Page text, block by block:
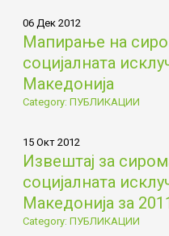
06 Дек 2012
Мапирање на
социјалната
Македонија
Category: ПУБЛИКАЦИИ
15 Окт 2012
Извештај за
социјалната
Македонија за
Category: ПУБЛИКАЦИИ